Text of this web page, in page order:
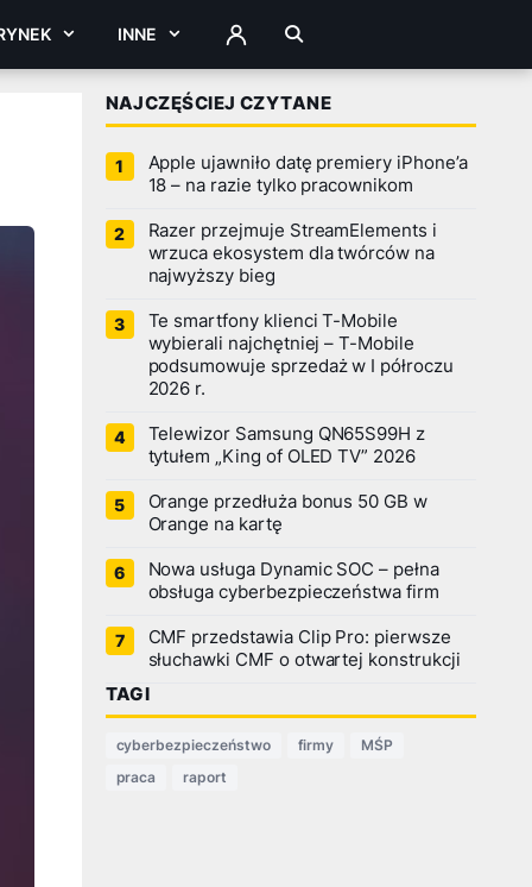
INNE ZALOGUJ
NAJCZĘŚCIEJ CZYTANE
Apple ujawniło datę premiery iPhone’a
18 – na razie tylko pracownikom
Razer przejmuje StreamElements i
wrzuca ekosystem dla twórców na
najwyższy bieg
Te smartfony klienci T-Mobile
wybierali najchętniej – T-Mobile
podsumowuje sprzedaż w I półroczu
2026 r.
Telewizor Samsung QN65S99H z
tytułem „King of OLED TV” 2026
Orange przedłuża bonus 50 GB w
Orange na kartę
Nowa usługa Dynamic SOC – pełna
obsługa cyberbezpieczeństwa firm
CMF przedstawia Clip Pro: pierwsze
słuchawki CMF o otwartej konstrukcji
TAGI
cyberbezpieczeństwo firmy
MŚP
praca
raport